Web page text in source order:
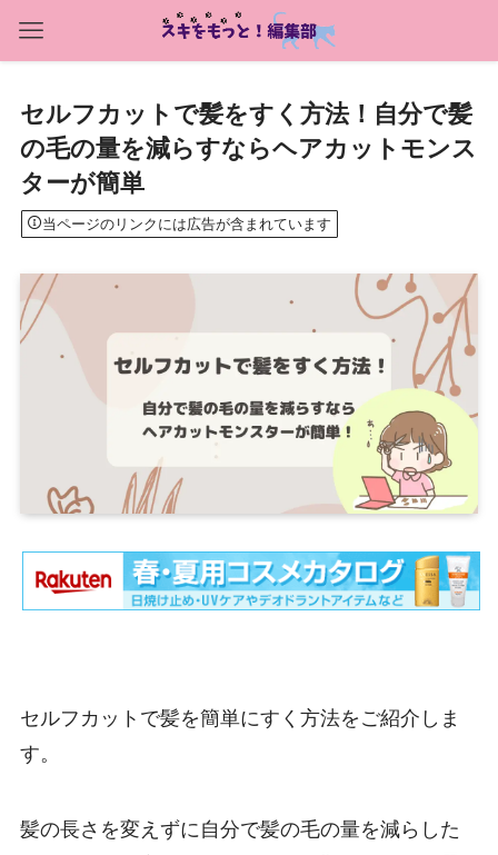
セルフカットで髪をすく方法！自分で髪
の毛の量を減らすならヘアカットモンス
ターが簡単
当ページのリンクには広告が含まれています
セルフカットで髪を簡単にすく方法をご紹介しま
す。
髪の長さを変えずに自分で髪の毛の量を減らした